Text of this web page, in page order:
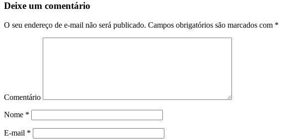
Deixe um comentário
O seu endereço de e-mail não será publicado. Campos obrigatórios são marcados com *
Comentário
Nome *
E-mail *